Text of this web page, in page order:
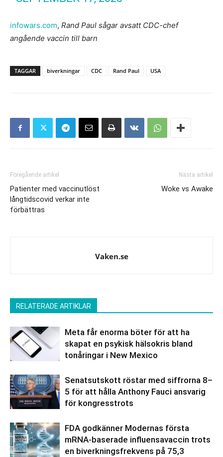
infowars.com, Rand Paul sågar avsatt CDC-chef
angående vaccin till barn
TAGGAR biverkningar CDC Rand Paul USA
Föregående artikel
Patienter med vaccinutlöst
långtidscovid verkar inte
förbättras
Nästa artikel
Woke vs Awake
Vaken.se
RELATERADE ARTIKLAR
Meta får enorma böter för att ha
skapat en psykisk hälsokris bland
tonåringar i New Mexico
Senatsutskott röstar med siffrorna 8–
5 för att hålla Anthony Fauci ansvarig
för kongresstrots
FDA godkänner Modernas första
mRNA-baserade influensavaccin trots
en biverkningsfrekvens på 75,3